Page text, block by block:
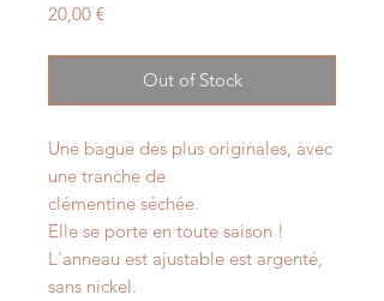
20,00 €Price
Out of Stock
Une bague des plus originales, avec
une tranche de
clémentine séchée.
Elle se porte en toute saison !
L'anneau est ajustable est argenté,
sans nickel.